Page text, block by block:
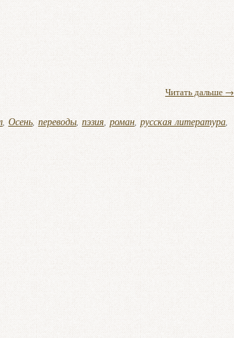
Читать дальше →
, Осень, переводы, пэзия, роман, русская литература,